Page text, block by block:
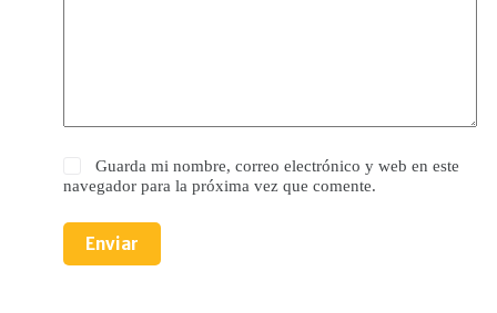
Guarda mi nombre, correo electrónico y web en este
navegador para la próxima vez que comente.
Enviar